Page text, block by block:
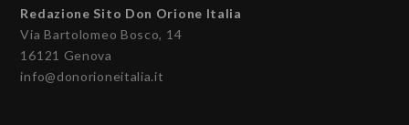
Redazione Sito Don Orione Italia
Via Bartolomeo Bosco, 14
16121 Genova
info@donorioneitalia.it